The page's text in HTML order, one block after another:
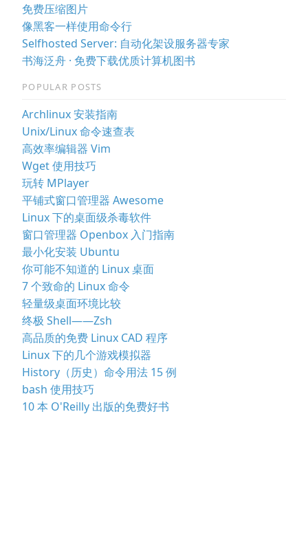
免费压缩图片
像黑客一样使用命令行
Selfhosted Server: 自动化架设服务器专家
书海泛舟 · 免费下载优质计算机图书
POPULAR POSTS
Archlinux 安装指南
Unix/Linux 命令速查表
高效率编辑器 Vim
Wget 使用技巧
玩转 MPlayer
平铺式窗口管理器 Awesome
Linux 下的桌面级杀毒软件
窗口管理器 Openbox 入门指南
最小化安装 Ubuntu
你可能不知道的 Linux 桌面
7 个致命的 Linux 命令
轻量级桌面环境比较
终极 Shell——Zsh
高品质的免费 Linux CAD 程序
Linux 下的几个游戏模拟器
History（历史）命令用法 15 例
bash 使用技巧
10 本 O'Reilly 出版的免费好书